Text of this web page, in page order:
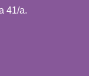
41/a.